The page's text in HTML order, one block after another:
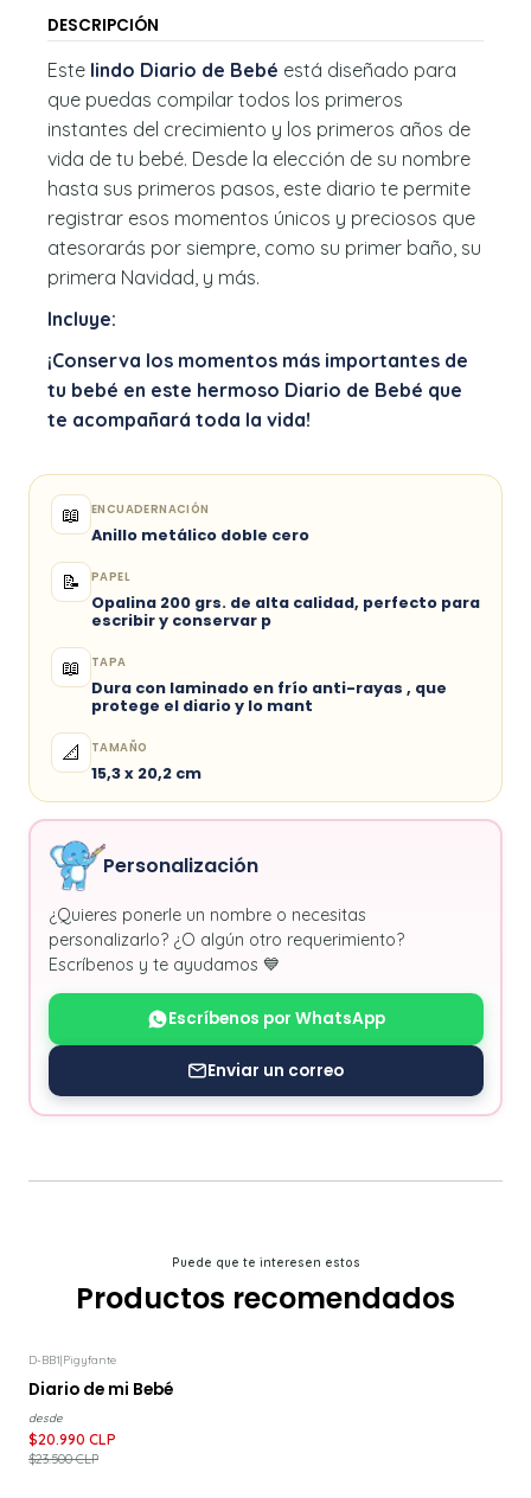
DESCRIPCIÓN
Este lindo Diario de Bebé está diseñado para
que puedas compilar todos los primeros
instantes del crecimiento y los primeros años de
vida de tu bebé. Desde la elección de su nombre
hasta sus primeros pasos, este diario te permite
registrar esos momentos únicos y preciosos que
atesorarás por siempre, como su primer baño, su
primera Navidad, y más.
Incluye:
¡Conserva los momentos más importantes de
tu bebé en este hermoso Diario de Bebé que
te acompañará toda la vida!
📖 ENCUADERNACIÓN
Anillo metálico doble cero
📝 PAPEL
Opalina 200 grs. de alta calidad, perfecto para
escribir y conservar p
📖 TAPA
Dura con laminado en frío anti-rayas , que
protege el diario y lo mant
📐 TAMAÑO
15,3 x 20,2 cm
Personalización
¿Quieres ponerle un nombre o necesitas
personalizarlo? ¿O algún otro requerimiento?
Escríbenos y te ayudamos 💙
Escríbenos por WhatsApp
Enviar un correo
Puede que te interesen estos
Productos recomendados
-11% DESCUENTO
D-BB1|Pigyfante
Diario de mi Bebé
desde
$20.990 CLP
$23.500 CLP